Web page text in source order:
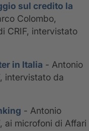
sul credito la
Colombo,
CRIF, intervistato
in Italia - Antonio
intervistato da
- Antonio
ai microfoni di Affari